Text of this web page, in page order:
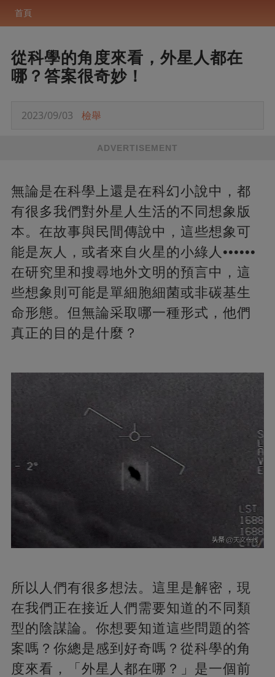
首頁
從科學的角度來看，外星人都在
哪？答案很奇妙！
2023/09/03 檢舉
ADVERTISEMENT
無論是在科學上還是在科幻小說中，都
有很多我們對外星人生活的不同想象版
本。在故事與民間傳說中，這些想象可
能是灰人，或者來自火星的小綠人••••••
在研究里和搜尋地外文明的預言中，這
些想象則可能是單細胞細菌或非碳基生
命形態。但無論采取哪一種形式，他們
真正的目的是什麼？
所以人們有很多想法。這里是解密，現
在我們正在接近人們需要知道的不同類
型的陰謀論。你想要知道這些問題的答
案嗎？你總是感到好奇嗎？從科學的角
度來看，「外星人都在哪？」是一個前